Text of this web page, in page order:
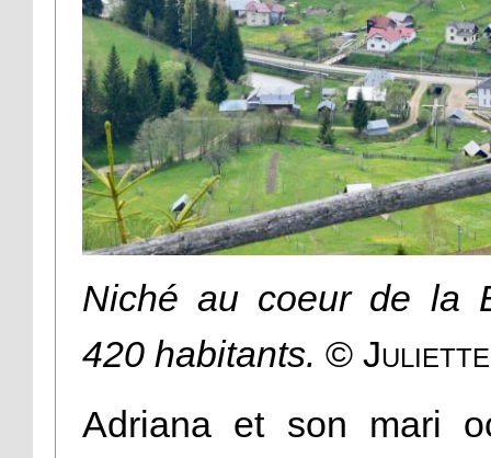
Niché au coeur de la
420 habitants. ©
Adriana et son mari